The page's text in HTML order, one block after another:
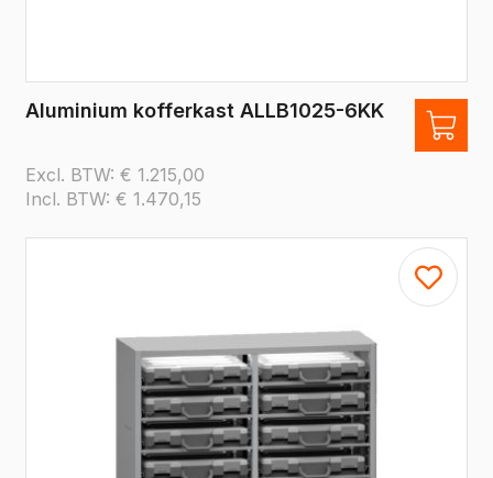
Aluminium kofferkast ALLB1025-6KK
Excl. BTW: € 1.215,00
Incl. BTW: € 1.470,15